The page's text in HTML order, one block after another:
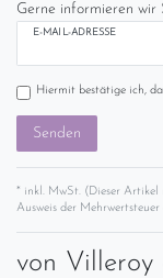
Gerne informieren
E-MAIL-ADRESSE
Hiermit bestätige ich,
Senden
* inkl. MwSt. (Dieser Artikel
Ausweis der
von Villeroy